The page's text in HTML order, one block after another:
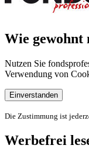
Wie gewohnt
Nutzen Sie
Verwendung von
Einverstanden
Die Zustimmung ist
Werbefrei